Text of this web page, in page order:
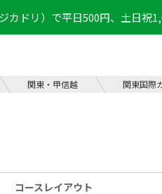
カドリ）で平日500円、土日祝
関東・甲信越 関東国際
コース レイアウト